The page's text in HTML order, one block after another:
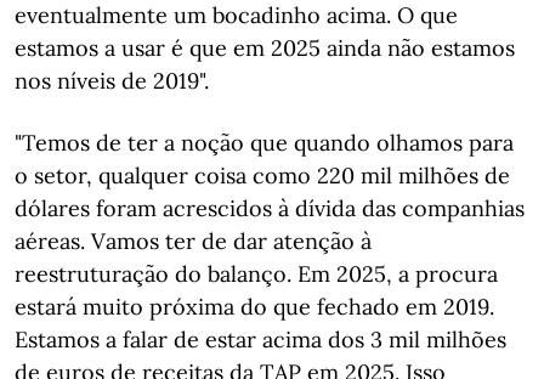
eventualmente um bocadinho acima. O que
estamos a usar é que em 2025 ainda não estamos
nos níveis de 2019".
"Temos de ter a noção que quando olhamos para
o setor, qualquer coisa como 220 mil milhões de
dólares foram acrescidos à dívida das companhias
aéreas. Vamos ter de dar atenção à
reestruturação do balanço. Em 2025, a procura
estará muito próxima do que fechado em 2019.
Estamos a falar de estar acima dos 3 mil milhões
de euros de receitas da TAP em 2025. Isso